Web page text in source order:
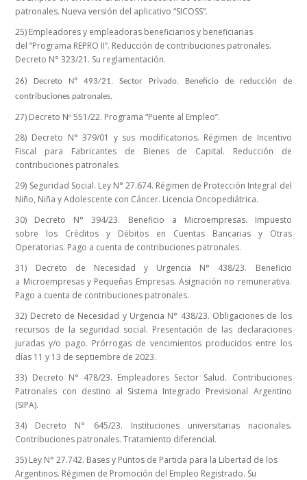
patronales. Nueva versión del aplicativo “SICOSS”.
25) Empleadores y empleadoras beneficiarios y beneficiarias
del “Programa REPRO II”. Reducción de contribuciones patronales.
Decreto N° 323/21. Su reglamentación.
26) Decreto Nº 493/21. Sector Privado. Beneficio de reducción de
contribuciones patronales.
27) Decreto Nº 551/22. Programa “Puente al Empleo”.
28) Decreto N° 379/01 y sus modificatorios. Régimen de Incentivo
Fiscal para Fabricantes de Bienes de Capital. Reducción de
contribuciones patronales.
29) Seguridad Social. Ley N° 27.674. Régimen de Protección Integral del
Niño, Niña y Adolescente con Cáncer. Licencia Oncopediátrica.
30) Decreto N° 394/23. Beneficio a Microempresas. Impuesto
sobre los Créditos y Débitos en Cuentas Bancarias y Otras
Operatorias. Pago a cuenta de contribuciones patronales.
31) Decreto de Necesidad y Urgencia N° 438/23. Beneficio
a Microempresas y Pequeñas Empresas. Asignación no remunerativa.
Pago a cuenta de contribuciones patronales.
32) Decreto de Necesidad y Urgencia N° 438/23. Obligaciones de los
recursos de la seguridad social. Presentación de las declaraciones
juradas y/o pago. Prórrogas de vencimientos producidos entre los
días 11 y 13 de septiembre de 2023.
33) Decreto N° 478/23. Empleadores Sector Salud. Contribuciones
Patronales con destino al Sistema Integrado Previsional Argentino
(SIPA).
34) Decreto N° 645/23. Instituciones universitarias nacionales.
Contribuciones patronales. Tratamiento diferencial.
35) Ley N° 27.742. Bases y Puntos de Partida para la Libertad de los
Argentinos. Régimen de Promoción del Empleo Registrado. Su